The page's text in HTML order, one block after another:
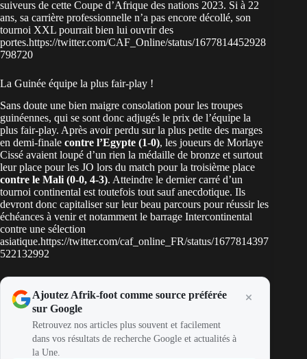
suiveurs de cette Coupe d’Afrique des nations 2023. Si à 22
ans, sa carrière professionnelle n’a pas encore décollé, son
tournoi XXL pourrait bien lui ouvrir des
portes.https://twitter.com/CAF_Online/status/1677814452928
798720
La Guinée équipe la plus fair-play !
Sans doute une bien maigre consolation pour les troupes
guinéennes, qui se sont donc adjugés le prix de l’équipe la
plus fair-play. Après avoir perdu sur la plus petite des marges
en demi-finale contre l’Egypte (1-0), les joueurs de Morlaye
Cissé avaient loupé d’un rien la médaille de bronze et surtout
leur place pour les JO lors du match pour la troisième place
contre le Mali (0-0, 4-3). Atteindre le dernier carré d’un
tournoi continental est toutefois tout sauf anecdotique. Ils
devront donc capitaliser sur leur beau parcours pour réussir les
échéances à venir et notamment le barrage Intercontinental
contre une sélection
asiatique.https://twitter.com/caf_online_FR/status/1677814397
522132992
Ajoutez Afrik-foot comme source préférée
sur Google
Retrouvez nos articles plus souvent et facilement
dans vos résultats de recherche Google et actualités à
la Une.